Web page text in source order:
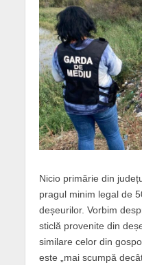
Nicio primărie din
pragul minim legal de
deșeurilor. Vorbim
sticlă provenite din
similare celor din
este „mai scumpă